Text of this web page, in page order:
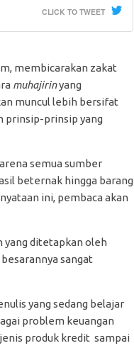
CLICK TO TWEET
membicarakan zakat
muhajirinyang
muncul lebih bersifat
prinsip-prinsip yang
semua sumber
beternak hingga barang
ini, pembaca akan
yang ditetapkan oleh
sangat
yang sedang belajar
problem keuangan
produk kredit sampai